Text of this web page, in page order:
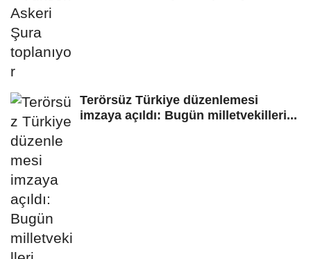
Terörsüz Türkiye düzenlemesi
imzaya açıldı: Bugün milletvekilleri...